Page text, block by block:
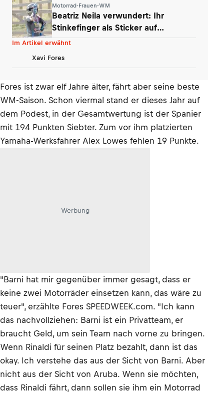
Motorrad-Frauen-WM
Beatriz Neila verwundert: Ihr
Stinkefinger als Sticker auf
WhatsApp & Insta
Im Artikel erwähnt
Xavi Fores
Fores ist zwar elf Jahre älter, fährt aber seine beste
WM-Saison. Schon viermal stand er dieses Jahr auf
dem Podest, in der Gesamtwertung ist der Spanier
mit 194 Punkten Siebter. Zum vor ihm platzierten
Yamaha-Werksfahrer Alex Lowes fehlen 19 Punkte.
Werbung
"Barni hat mir gegenüber immer gesagt, dass er
keine zwei Motorräder einsetzen kann, das wäre zu
teuer", erzählte Fores SPEEDWEEK.com. "Ich kann
das nachvollziehen: Barni ist ein Privatteam, er
braucht Geld, um sein Team nach vorne zu bringen.
Wenn Rinaldi für seinen Platz bezahlt, dann ist das
okay. Ich verstehe das aus der Sicht von Barni. Aber
nicht aus der Sicht von Aruba. Wenn sie möchten,
dass Rinaldi fährt, dann sollen sie ihm ein Motorrad